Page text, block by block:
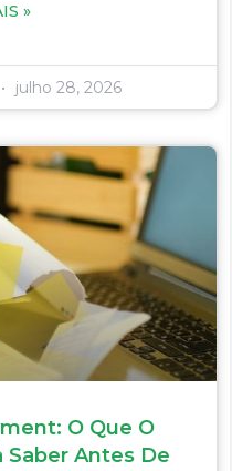
»
julho 28, 2026
O Que O
Antes De